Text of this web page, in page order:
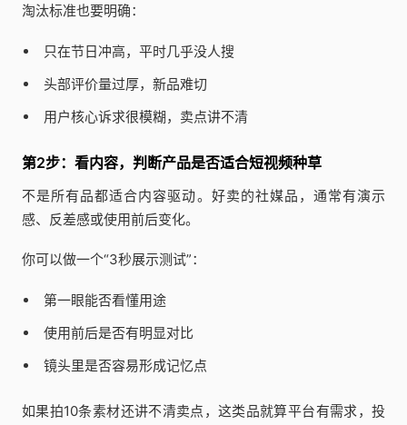
淘汰标准也要明确：
只在节日冲高，平时几乎没人搜
头部评价量过厚，新品难切
用户核心诉求很模糊，卖点讲不清
第2步：看内容，判断产品是否适合短视频种草
不是所有品都适合内容驱动。好卖的社媒品，通常有演示
感、反差感或使用前后变化。
你可以做一个“3秒展示测试”：
第一眼能否看懂用途
使用前后是否有明显对比
镜头里是否容易形成记忆点
如果拍10条素材还讲不清卖点，这类品就算平台有需求，投